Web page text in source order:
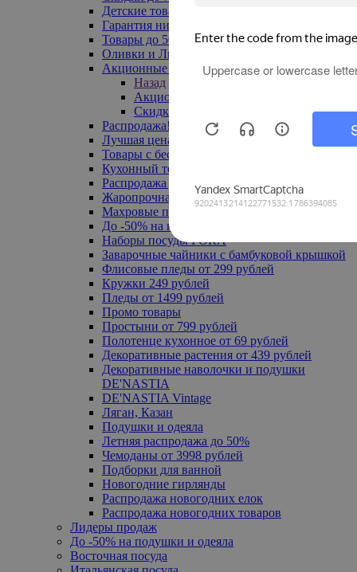
Детские товары
Гарантия низкой цены
Товары до 500 руб
Оливки и Лимоны
Акционные товары
Назад
Акционные товары
Скидка 20% по промокоду
Распродажа! Ульяновск до -70%
Лучшая цена
Товары с бесплатной доставкой
Кухонный текстиль
Распродажа до -50%
Жаропрочная посуда
Махровые полотенца
До -50% на ковры
Наборы посуды FORA
Заварочные чайники с бамбуковой крышкой
Флисовые пледы от 299 рублей
Кружки 249 рублей
Пледы от 1499 рублей
Промо товары
Простыни от 799 рублей
Полотенце кухонное от 69 рублей
Декоративные растения от 439 рублей
Декоративные наволочки и подушки
DE'NASTIA
DE'NASTIA Vintage
Ляган, Казан
Подушки и одеяла
Летняя распродажа до 50%
Чемоданы от 3998 рублей
Подборки для ванной
Новогодние гирлянды
Распродажа новогодних елок
Распродажа новогодних товаров
Лидеры продаж
До -50% на подушки и одеяла
Восточная посуда